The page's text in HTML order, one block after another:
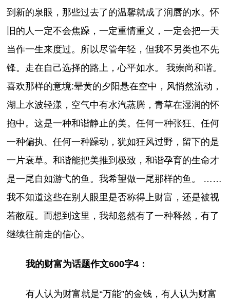
到新的泉眼，那些过去了的温馨就成了润唇的水。怀
旧的人一定不会焦躁，一定重情重义，一定会把一天
当作一生来度过。所以尽管年轻，但我不另类也不先
锋。走在自己选择的路上，心平如水。 我崇尚和谐。
喜欢那样的意境:晕黄的夕阳悬在空中，风悄然流动，
湖上水波轻漾，空气中有水汽蒸腾，青草在湿润的怀
抱中。这是一种和谐静止的美。任何一种张狂、任何
一种偏执、任何一种躁动，犹如狂风过野，留下的是
一片衰草。和谐能把美推到极致，和谐孕育的生命才
是一尾自如游弋的鱼。我希望做一尾那样的鱼。 ……
我不知道这些在别人眼里是否称得上财富，还是被视
若敝屣。而想到这里，我却忽然有了一种释然，有了
继续往前走的信心。
我的财富为话题作文600字4：
有人认为财富就是“万能”的金钱，有人认为财富